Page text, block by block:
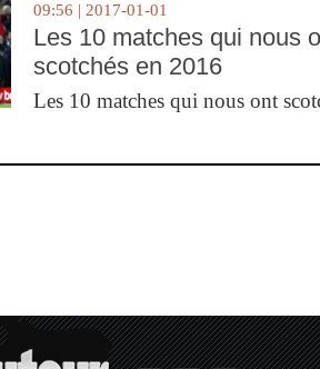
09:56 | 2017-01-01
Les 10 matches qui nous
scotchés en 2016
Les 10 matches qui nous ont